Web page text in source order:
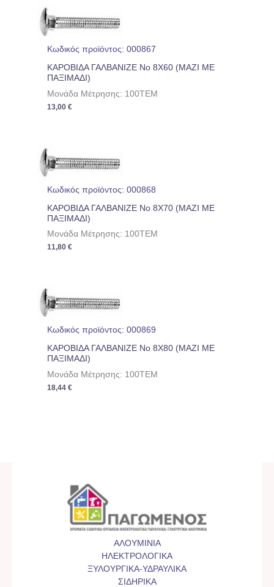
Κωδικός προϊόντος: 000867
ΚΑΡΟΒΙΔΑ ΓΑΛΒΑΝΙΖΕ No 8Χ60 (ΜΑΖΙ ΜΕ
ΠΑΞΙΜΑΔΙ)
Μονάδα Μέτρησης: 100TEM
13,00€
Κωδικός προϊόντος: 000868
ΚΑΡΟΒΙΔΑ ΓΑΛΒΑΝΙΖΕ No 8Χ70 (ΜΑΖΙ ΜΕ
ΠΑΞΙΜΑΔΙ)
Μονάδα Μέτρησης: 100TEM
11,80€
Κωδικός προϊόντος: 000869
ΚΑΡΟΒΙΔΑ ΓΑΛΒΑΝΙΖΕ No 8Χ80 (ΜΑΖΙ ΜΕ
ΠΑΞΙΜΑΔΙ)
Μονάδα Μέτρησης: 100TEM
18,44€
ΑΛΟΥΜΙΝΙΑ
ΗΛΕΚΤΡΟΛΟΓΙΚΑ
ΞΥΛΟΥΡΓΙΚΑ-ΥΔΡΑΥΛΙΚΑ
ΣΙΔΗΡΙΚΑ